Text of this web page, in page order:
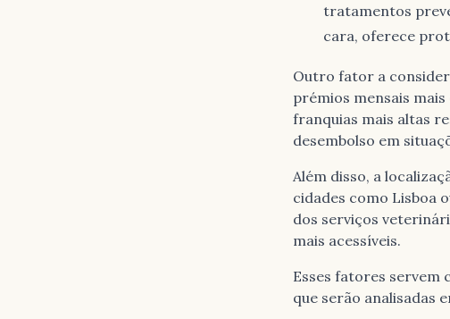
tratamentos
cara, oferece
Outro fator a
prémios mensais
franquias mais altas
desembolso em
Além disso, a
cidades como Lisboa
dos serviços
mais acessíveis.
Esses fatores servem
que serão analisadas